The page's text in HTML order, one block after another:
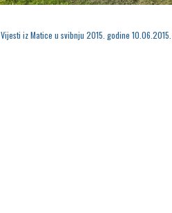
Vijesti iz Matice u svibnju 2015. godine 10.06.2015.